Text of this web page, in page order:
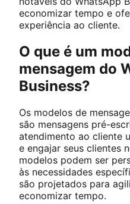
economizar tempo e
experiência ao cliente.
O que é um
mensagem do
Business?
Os modelos de
são mensagens pré-
atendimento ao cliente
e engajar seus clientes
modelos podem ser
às necessidades
são projetados para
economizar tempo.